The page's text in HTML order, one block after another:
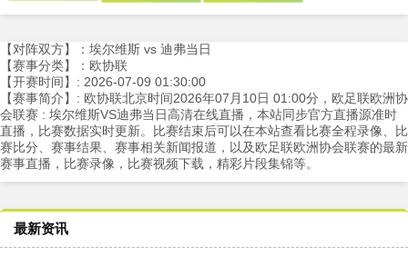
【对阵双方】：埃尔维斯 vs 迪弗当日
【赛事分类】：欧协联
【开赛时间】: 2026-07-09 01:30:00
【赛事简介】: 欧协联北京时间2026年07月10日 01:00分，欧足联欧洲协
会联赛 : 埃尔维斯VS迪弗当日高清在线直播，本站同步官方直播源准时
直播，比赛数据实时更新。比赛结束后可以在本站查看比赛全程录像、比
赛比分、赛事结果、赛事相关新闻报道，以及欧足联欧洲协会联赛的最新
赛事直播，比赛录像，比赛视频下载，精彩片段集锦等。
最新资讯